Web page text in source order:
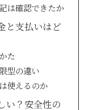
は確認できたか
と支払いはど
た
型の違い
使えるのか
い？安全性の